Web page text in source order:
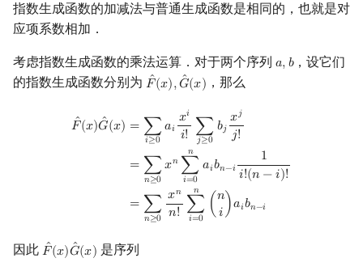
数学符号表
F.A.Q.
镜像站列表
技巧
出题
Notepad++
Kate
Dev-C++
CLion
Geany
Xcode
编译器
WSL (Windows 10)
Special Judge
Checker
LaTeX 入门
高级数据类型
函数
文件操作
pair
常量
新版 C++ 特性
Lambda 表达式
pb_ds
编译优化
Pascal 转 C++ 急救
Python 速成
Java 速成
贪心
排序
基数排序
快速排序
归并排序
堆排序
桶排序
希尔排序
前缀和 & 差分
A*
迭代加深搜索
IDA*
优化
DAG 上的 DP
树形 DP
状压 DP
动态 DP
WQS 二分
状态设计优化
字典树 (Trie)
前缀函数与 KMP 算法
Boyer–Moore 算法
Z 函数（扩展 KMP）
后缀自动机 (SAM)
筛法
分解质因数
裴蜀定理 & 一次不定方程
费马小定理 & 欧拉定理
中国剩余定理
应用
错排数
不动点
卡特兰数
斯特林数
贝尔数
分拆数
行列式
线性空间
线性基
Jordan标准型
并查集
堆
块状数据结构
树状数组
笛卡尔树
Size Balanced Tree
AVL 树
红黑树
左偏红黑树
AA 树
可持久化可并堆
树上问题 树链剖分
树上启发式合并
虚树
树分治
动态树分治
AHU 算法
有向无环图
拓扑排序
最短路问题
拆点
Stoer–Wagner 算法
稳定匹配
三角剖分
凸包
扫描线
随机增量法
随机化
悬线法
有限状态自动机
计算理论基础
表达式求值
指数生成函数的加减法与普通生成函数是相同的，也就是对
应项系数相加．
考虑指数生成函数的乘法运算．对于两个序列 𝑎,𝑏
a, b，设它们
的指数生成函数分别为 ˆ
𝐹(𝑥), ˆ
𝐺(𝑥)
F^(x),G^(x) ，那么
ˆ
𝐹(𝑥)ˆ
𝐺(𝑥) = ∑
𝑖≥0
𝑎𝑖
𝑥𝑖
𝑖! ∑
𝑗≥0
𝑏𝑗
𝑥𝑗
𝑗!
= ∑
𝑛≥0
𝑥𝑛
𝑛
∑
𝑖=0
𝑎𝑖𝑏𝑛−𝑖
1
𝑖!(𝑛 −𝑖)!
= ∑
𝑛≥0
𝑥𝑛
𝑛!
𝑛
∑
𝑖=0
( 𝑛
𝑖 )𝑎𝑖𝑏𝑛−𝑖
=∑ i ≥ a i i ≥0b !=∑ n≥0 ∑i=
因此 ˆ
𝐹(𝑥) ˆ
𝐺(𝑥)
F^(x)G^(x 是序列